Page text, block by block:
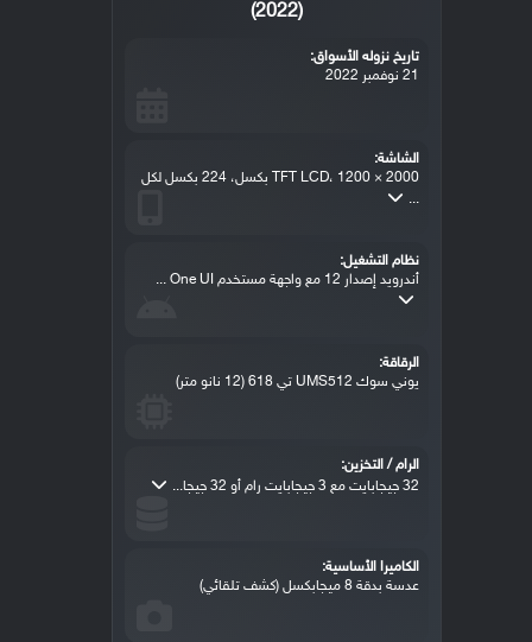
(2022)
تاريخ نزوله الأسواق:
21 نوفمبر 2022
الشاشة:
TFT LCD، 1200 × 2000 بكسل، 224 بكسل لكل
...
نظام التشغيل:
أندرويد إصدار 12 مع واجهة مستخدم One UI ...
الرقاقة:
يوني سوك UMS512 تي 618 (12 نانو متر)
الرام / التخزين:
32 جيجابايت مع 3 جيجابايت رام أو 32 جيجا...
الكاميرا الأساسية:
عدسة بدقة 8 ميجابكسل (كشف تلقائي)